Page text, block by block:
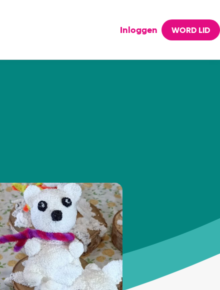
Inloggen WORD LID